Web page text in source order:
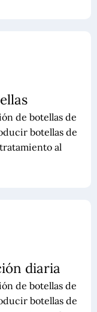
de botellas de
botellas de
al
diaria
de botellas de
botellas de